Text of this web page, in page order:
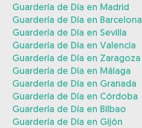
Guardería de Día en Madrid
Guardería de Día en Barcelona
Guardería de Día en Sevilla
Guardería de Día en Valencia
Guardería de Día en Zaragoza
Guardería de Día en Málaga
Guardería de Día en Granada
Guardería de Día en Córdoba
Guardería de Día en Bilbao
Guardería de Día en Gijón